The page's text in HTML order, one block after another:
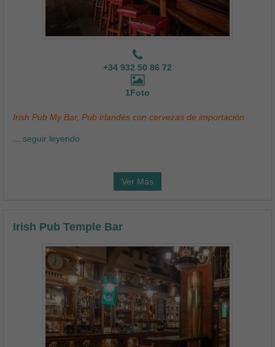
+34 932 50 86 72
1Foto
Irish Pub My Bar, Pub irlandés con cervezas de importación
seguir leyendo
Ver Más
Irish Pub Temple Bar